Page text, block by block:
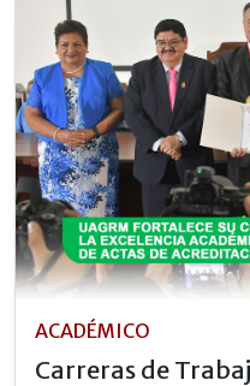
ACADÉMICO
Carreras de